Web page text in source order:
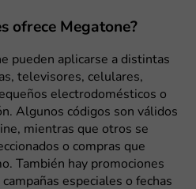
ofrece Megatone?
pueden aplicarse a distintas
televisores, celulares,
electrodomésticos o
Algunos códigos son válidos
mientras que otros se
o compras que
También hay promociones
especiales o fechas